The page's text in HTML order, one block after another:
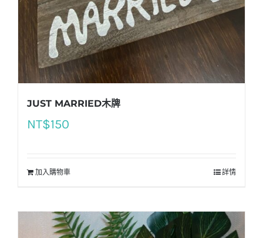
JUST MARRIED木牌
NT$150
加入購物車 詳情